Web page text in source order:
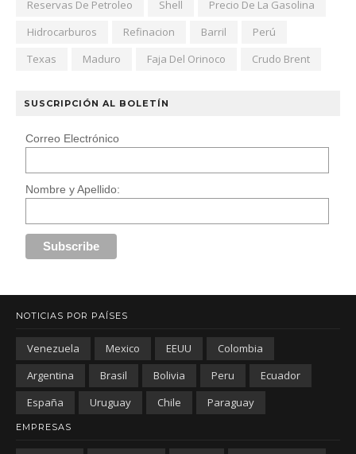
Reservas De Petroleo
Shell
Precio De La Gasolina
Hidrocarburos
Refinacion Barril
Perú
Texas
Maduro Faja Del Orinoco Crudo Brent
SUSCRIPCIÓN AL BOLETÍN
Correo Electrónico
Nombre y Apellido:
NOTICIAS POR PAÍSES
Venezuela Mexico EEUU
Colombia
Argentina
Brasil Bolivia Peru
Ecuador
España
Uruguay Chile Paraguay
EMPRESAS